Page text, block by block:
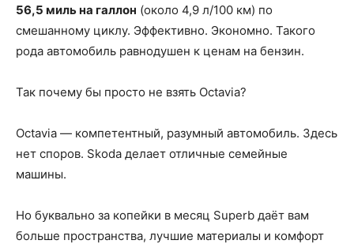
56,5 миль на галлон (около 4,9 л/100 км) по
смешанному циклу. Эффективно. Экономно. Такого
рода автомобиль равнодушен к ценам на бензин.
Так почему бы просто не взять Octavia?
Octavia — компетентный, разумный автомобиль. Здесь
нет споров. Skoda делает отличные семейные
машины.
Но буквально за копейки в месяц Superb даёт вам
больше пространства, лучшие материалы и комфорт